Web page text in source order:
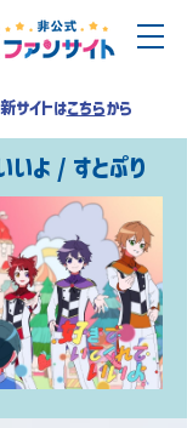
サイトはこちらから
いよ / すとぷり